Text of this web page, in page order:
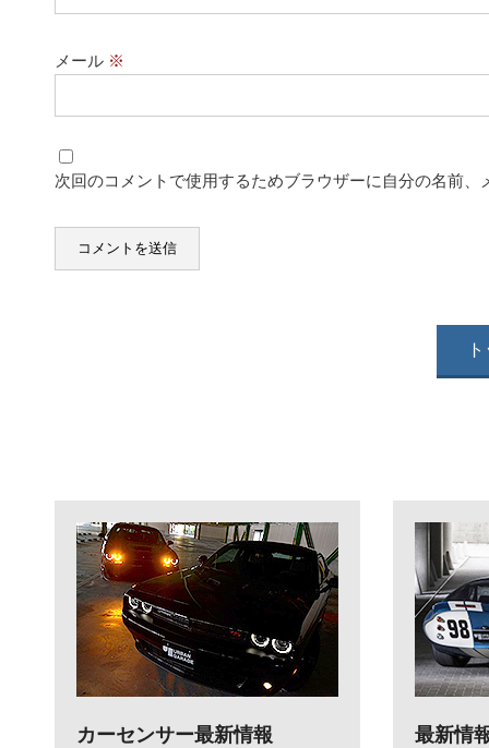
メール ※
次回のコメントで使用するためブラウザーに自分の名前
カーセンサー最新情報 最新情